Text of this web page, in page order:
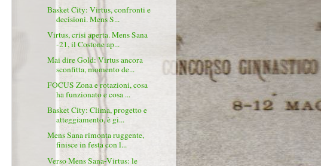
Basket City: Virtus, confronti e
decisioni. Mens S...
Virtus, crisi aperta. Mens Sana
-21, il Costone ap...
Mai dire Gold: Virtus ancora
sconfitta, momento de...
FOCUS Zona e rotazioni, cosa
ha funzionato e cosa ...
Basket City: Clima, progetto e
atteggiamento, è gi...
Mens Sana rimonta ruggente,
finisce in festa con l...
Verso Mens Sana-Virtus: le